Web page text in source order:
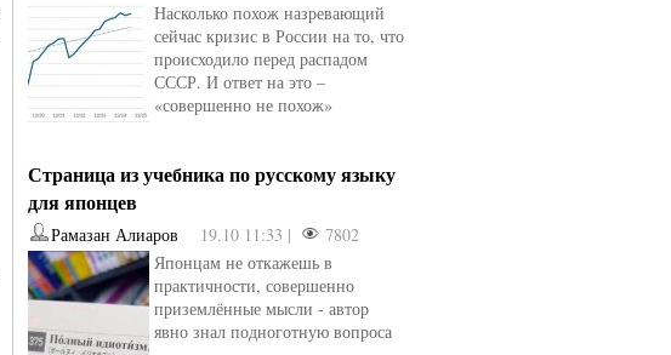
Насколько похож назревающий
сейчас кризис в России на то, что
происходило перед распадом
СССР. И ответ на это –
«совершенно не похож»
Страница из учебника по русскому языку
для японцев
Рамазан Алиаров 19.10 11:33 |
7802
Японцам не откажешь в
практичности, совершенно
приземлённые мысли - автор
явно знал подноготную вопроса